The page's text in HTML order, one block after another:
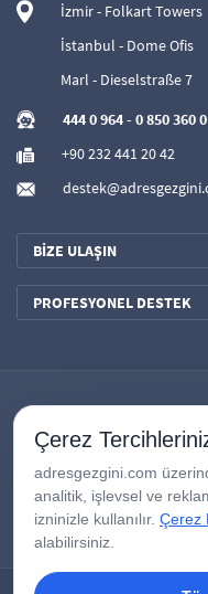
İzmir - Folkart Towers
İstanbul - Dome Ofis
Marl - Dieselstraße 7
444 0 964- 0 850 360
+90 232 441 20 42
BİZE ULAŞIN
PROFESYONEL DESTEK
Çerez
adresgezgini.com
analitik, işlevsel ve
izninizle kullanılır. Çerez
alabilirsiniz.